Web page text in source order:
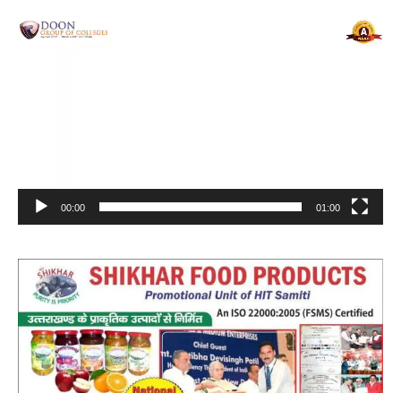
Video
Player
00:00 01:00